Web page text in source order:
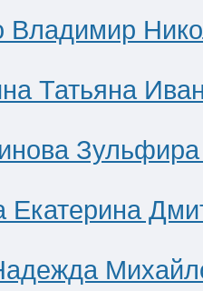
Владимир
Татьяна
Екатерина